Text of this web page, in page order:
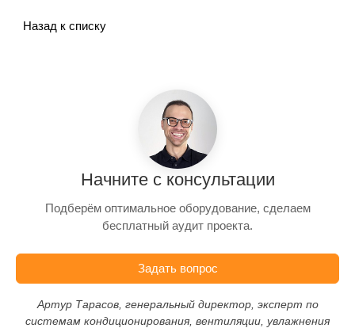
Назад к списку
Начните с консультации
Подберём оптимальное оборудование, сделаем
бесплатный аудит проекта.
Задать вопрос
Артур Тарасов, генеральный директор, эксперт по
системам кондиционирования, вентиляции, увлажнения